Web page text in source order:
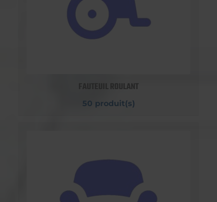
FAUTEUIL ROULANT
50 produit(s)